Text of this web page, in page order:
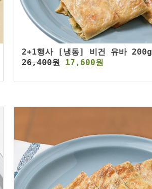
2+1행사 [냉동] 비건 유바 200g
26,400원 17,600원